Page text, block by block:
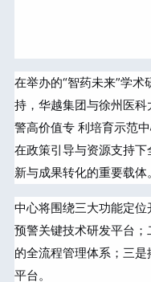
在举办的“智药未来”学
持，华越集团与徐州医
警高价值专 利培育示范
在政策引导与资源支持
新与成果转化的重要载体。
中心将围绕三大功能定
预警关键技术研发平台
的全流程管理体系；三
平台。